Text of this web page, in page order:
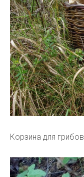
Корзина для грибов